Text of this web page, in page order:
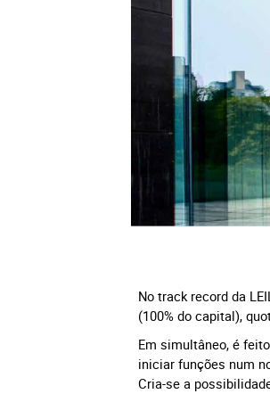
No track record da
(100% do capital),
Em simultâneo, é
iniciar funções num
Cria-se a